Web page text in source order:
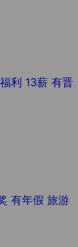
利 13薪 有晋
有年假 旅游